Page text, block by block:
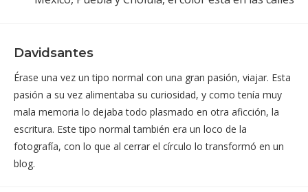
Davidsantes
Érase una vez un tipo normal con una gran pasión, viajar. Esta
pasión a su vez alimentaba su curiosidad, y como tenía muy
mala memoria lo dejaba todo plasmado en otra aficción, la
escritura. Este tipo normal también era un loco de la
fotografía, con lo que al cerrar el círculo lo transformó en un
blog.